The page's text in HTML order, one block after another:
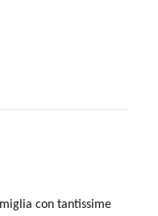
con tantissime